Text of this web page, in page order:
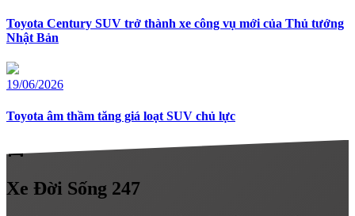
Toyota Century SUV trở thành xe công vụ mới của Thủ tướng
Nhật Bản
19/06/2026
Toyota âm thầm tăng giá loạt SUV chủ lực
directions_car
Xe Đời Sống 247